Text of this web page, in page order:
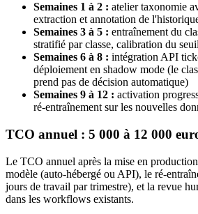
Semaines 1 à 2 : atelier taxonomie
extraction et annotation de
Semaines 3 à 5 : entraînement du
stratifié par classe, calibration du
Semaines 6 à 8 : intégration API
déploiement en shadow mode (le
prend pas de décision automatique)
Semaines 9 à 12 : activation
ré-entraînement sur les nouvelles
TCO annuel : 5 000 à 12 000
Le TCO annuel après la mise en
modèle (auto-hébergé ou API), le ré-
jours de travail par trimestre), et la revue
dans les workflows existants.